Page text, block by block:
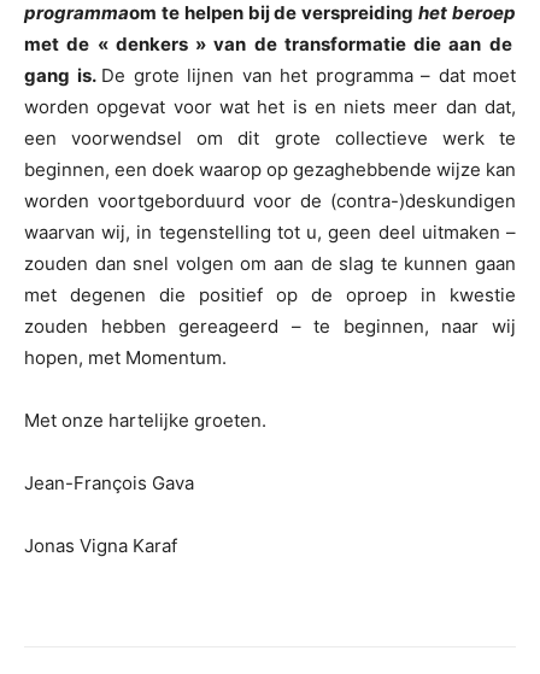
programmaom te helpen bij de verspreidinghet beroep
met de « denkers » van de transformatie die aan de
gang is. De grote lijnen van het programma – dat moet
worden opgevat voor wat het is en niets meer dan dat,
een voorwendsel om dit grote collectieve werk te
beginnen, een doek waarop op gezaghebbende wijze kan
worden voortgeborduurd voor de (contra-)deskundigen
waarvan wij, in tegenstelling tot u, geen deel uitmaken –
zouden dan snel volgen om aan de slag te kunnen gaan
met degenen die positief op de oproep in kwestie
zouden hebben gereageerd – te beginnen, naar wij
hopen, met Momentum.
Met onze hartelijke groeten.
Jean-François Gava
Jonas Vigna Karaf